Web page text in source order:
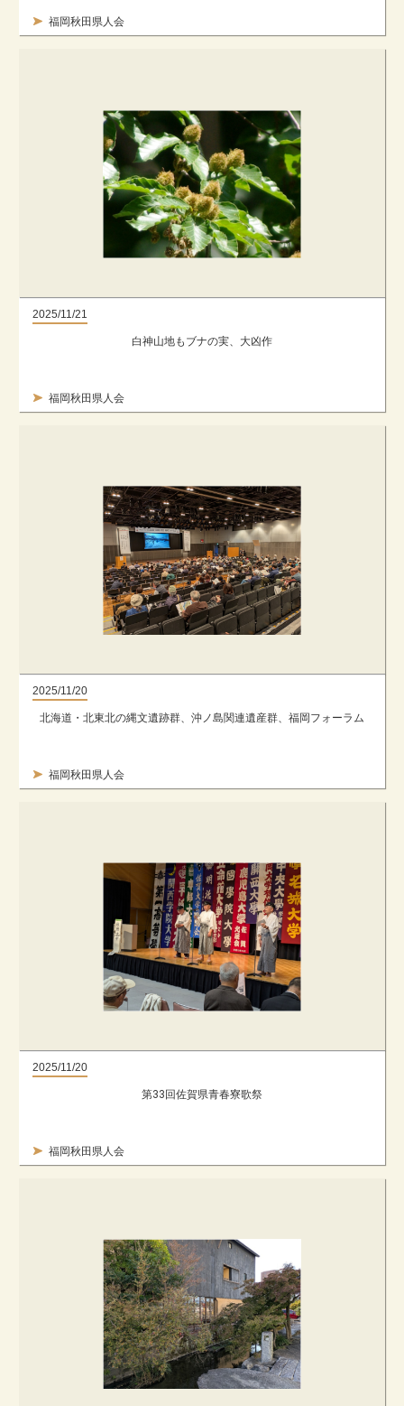
福岡秋田県人会
2025/11/21
福岡秋田県人会
白神山地もブナの実、大凶作
2025/11/20
福岡秋田県人会
北海道・北東北の縄文遺跡群、沖ノ島関連遺産群、福岡フォーラム
2025/11/20
福岡秋田県人会
第33回佐賀県青春寮歌祭